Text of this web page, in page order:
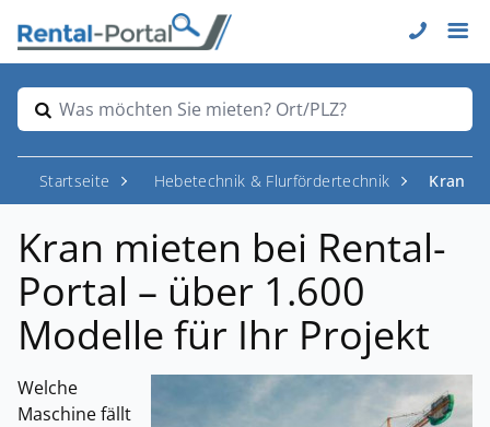
Was möchten Sie mieten? Ort/PLZ?
Startseite Hebetechnik & Flurfördertechnik Krane
Kran mieten bei Rental-
Portal – über 1.600
Modelle für Ihr Projekt
Welche
Maschine fällt